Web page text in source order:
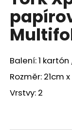
5
hvězdiček.
Balení: 1
Rozměr: 21cm
Vrstvy: 2
a
j
í
?